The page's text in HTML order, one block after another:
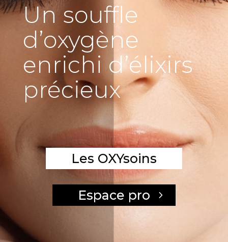
Un souffle
d’oxygène
enrichi d’élixirs
précieux
Les OXYsoins
Espace pro